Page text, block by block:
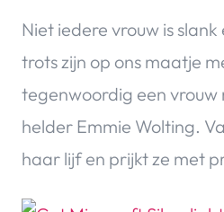
Niet iedere vrouw is
trots zijn op ons maatje
tegenwoordig een
helder Emmie Wolting.
haar lijf en prijkt ze met